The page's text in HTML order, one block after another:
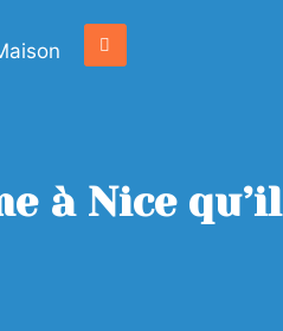
à Nice qu’il